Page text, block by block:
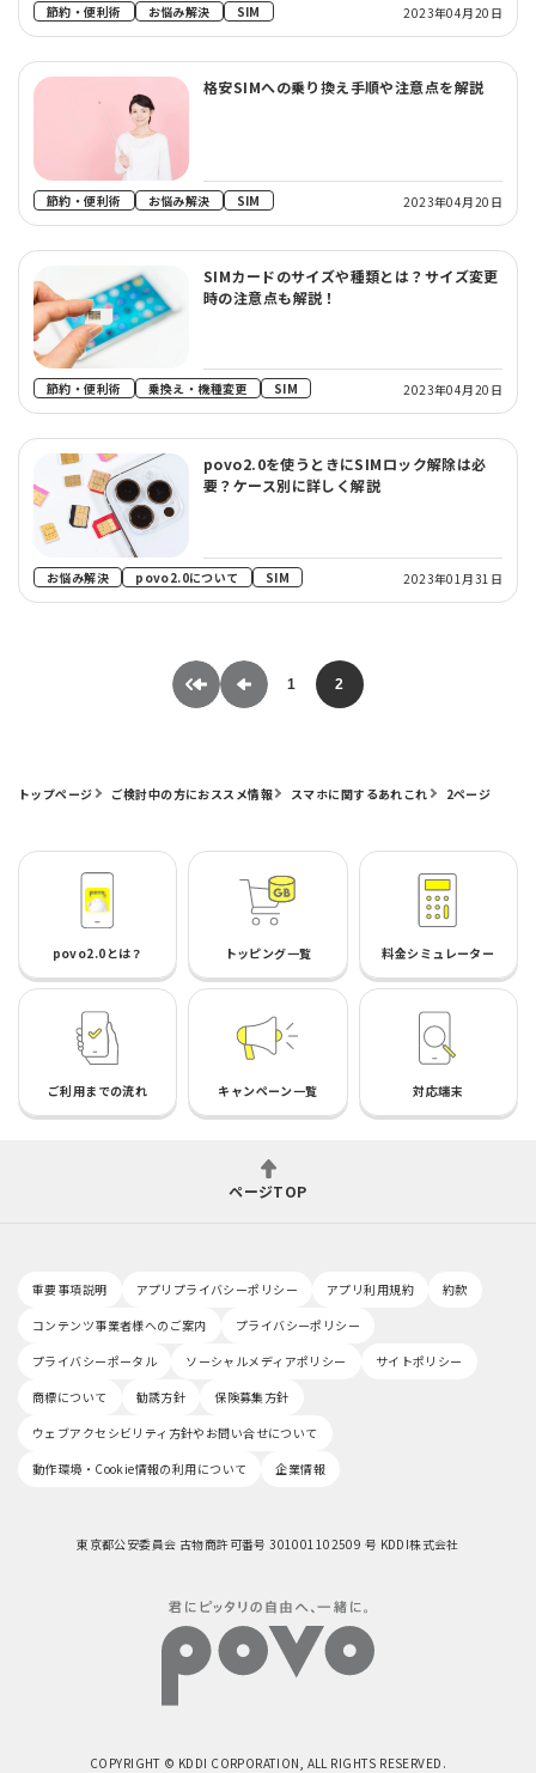
節約・便利術 お悩み解決 SIM 2023年04月20日
格安SIMへの乗り換え手順や注意点を解説
節約・便利術 お悩み解決 SIM 2023年04月20日
SIMカードのサイズや種類とは？サイズ変更
時の注意点も解説！
節約・便利術 乗換え・機種変更 SIM 2023年04月20日
povo2.0を使うときにSIMロック解除は必
要？ケース別に詳しく解説
お悩み解決 povo2.0について SIM 2023年01月31日
1 2
トップページ ご検討中の方におススメ情報 スマホに関するあれこれ 2ページ
povo2.0とは？ トッピング一覧 料金シミュレーター
ご利用までの流れ キャンペーン一覧 対応端末
ページTOP
重要事項説明 アプリプライバシーポリシー アプリ利用規約
約款
コンテンツ事業者様へのご案内
プライバシーポリシー
プライバシーポータル
ソーシャルメディアポリシー
サイトポリシー
商標について
勧誘方針
保険募集方針
ウェブアクセシビリティ方針やお問い合せについて
動作環境・Cookie情報の利用について
企業情報
東京都公安委員会 古物商許可番号 301001102509 号 KDDI株式会社
COPYRIGHT © KDDI CORPORATION, ALL RIGHTS RESERVED.